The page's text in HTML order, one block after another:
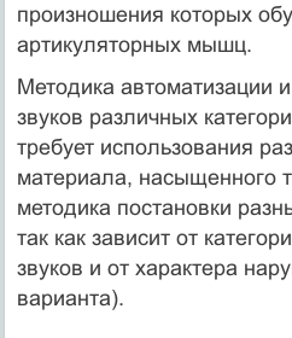
произношения которых
артикуляторных мышц.
Методика автоматизации
звуков раз­личных
требует использования
материала, насыщенного
методика постановки
так как зависит от
звуков и от ха­рактера
варианта).